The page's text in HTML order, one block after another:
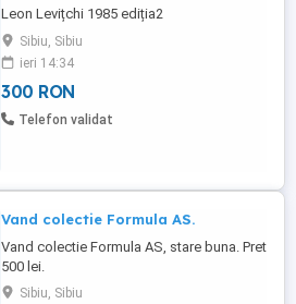
Leon Levițchi 1985 ediția2
Sibiu, Sibiu
ieri 14:34
300 RON
Telefon validat
Vand colectie Formula AS.
Vand colectie Formula AS, stare buna. Pret
500 lei.
Sibiu, Sibiu